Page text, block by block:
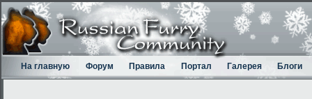
На главную Форум Правила Портал Галерея Блоги